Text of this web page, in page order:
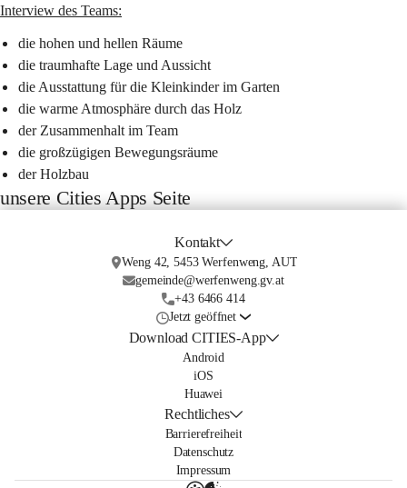
Interview des Teams:
die hohen und hellen Räume
die traumhafte Lage und Aussicht
die Ausstattung für die Kleinkinder im Garten
die warme Atmosphäre durch das Holz
der Zusammenhalt im Team
die großzügigen Bewegungsräume
der Holzbau
unsere Cities Apps Seite
Kontakt
Weng 42, 5453 Werfenweng, AUT
gemeinde@werfenweng.gv.at
+43 6466 414
Jetzt geöffnet
Download CITIES-App
Android
iOS
Huawei
Rechtliches
Barrierefreiheit
Datenschutz
Impressum